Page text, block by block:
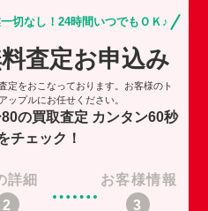
切なし！24時間いつでもＯＫ♪
査定お申込み
定をおこなっております。お客様のト
ップルにお任せください。
の買取査定 カンタン60秒
チェック！
詳細 お客様情報